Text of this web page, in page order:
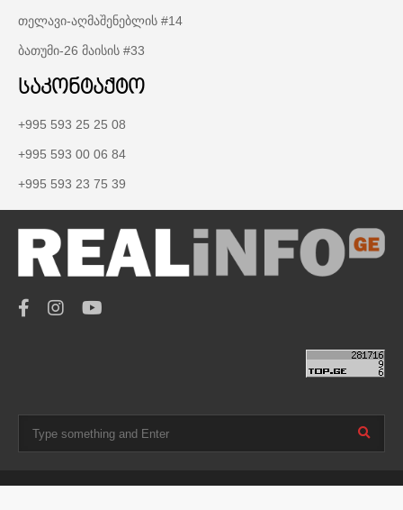
თელავი-აღმაშენებლის #14
ბათუმი-26 მაისის #33
საკონტაქტო
+995 593 25 25 08
+995 593 00 06 84
+995 593 23 75 39